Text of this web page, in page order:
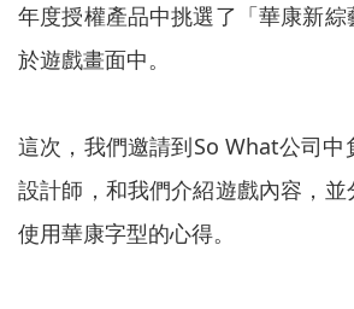
年度授權產品中挑選了「華康新綜
於遊戲畫面中。
這次，我們邀請到So What公司中
設計師，和我們介紹遊戲內容，並
使用華康字型的心得。